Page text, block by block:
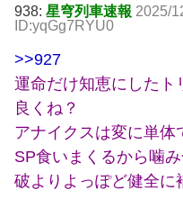
938: 星穹列車速報 2025/
ID:yqGg7RYU0
>>927
運命だけ知恵にしたト
良くね？
アナイクスは変に単体
SP食いまくるから噛
破よりよっぽど健全に